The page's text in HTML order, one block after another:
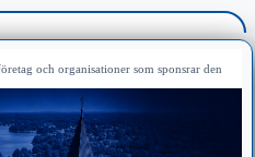
och organisationer som sponsrar den